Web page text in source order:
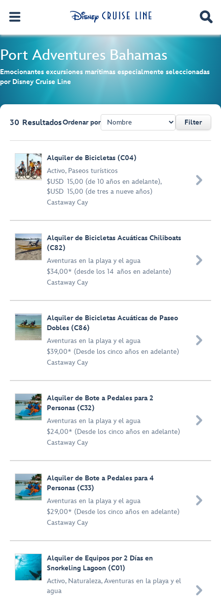
Port Adventures Bahamas
Emocionantes excursiones marítimas especialmente seleccionadas
por Disney Cruise Line
30 ResultadosOrdenar por Filter
Alquiler de Bicicletas (C04)
Activo, Paseos turísticos
$USD 15,00 (de 10 años en adelante),
$USD 15,00 (de tres a nueve años)
Castaway Cay

Alquiler de Bicicletas Acuáticas Chiliboats
(C82)
Aventuras en la playa y el agua
$34,00* (desde los 14 años en adelante)
Castaway Cay

Alquiler de Bicicletas Acuáticas de Paseo
Dobles (C86)
Aventuras en la playa y el agua
$39,00* (Desde los cinco años en adelante)
Castaway Cay

Alquiler de Bote a Pedales para 2
Personas (C32)
Aventuras en la playa y el agua
$24,00* (Desde los cinco años en adelante)
Castaway Cay

Alquiler de Bote a Pedales para 4
Personas (C33)
Aventuras en la playa y el agua
$29,00* (Desde los cinco años en adelante)
Castaway Cay

Alquiler de Equipos por 2 Días en
Snorkeling Lagoon (C01)
Activo, Naturaleza,Aventuras en la playa y el
agua
